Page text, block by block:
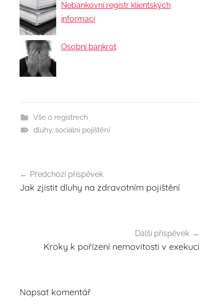
Nebankovní registr klientských
informací
Osobní bankrot
Vše o registrech
dluhy, sociální pojištění
Navigace
pro
Předchozí příspěvek
Jak zjistit dluhy na zdravotním pojištění
Další příspěvek
Kroky k pořízení nemovitosti v exekuci
Napsat komentář